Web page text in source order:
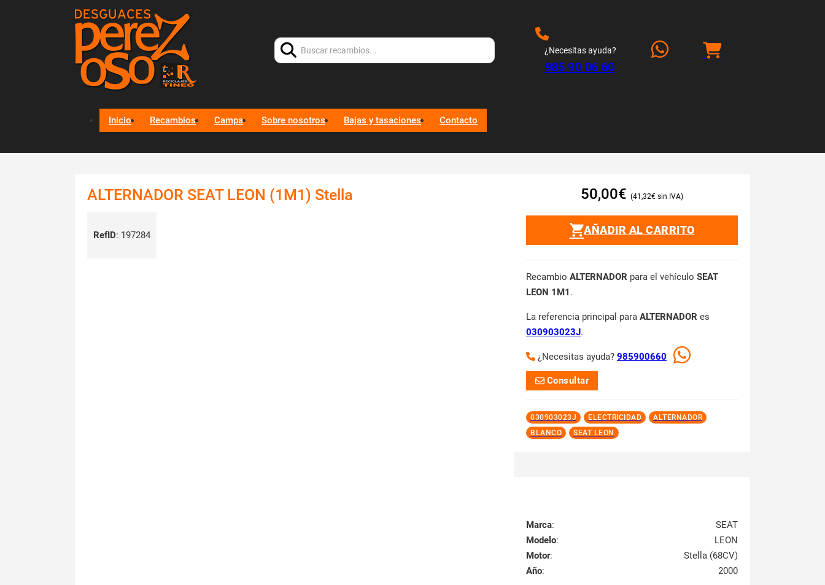
Buscar:
¿Necesitas ayuda?
985 90 06 60
Inicio Recambios Campa Sobre nosotros Bajas y tasaciones Contacto
ALTERNADOR SEAT LEON (1M1) Stella
RefID: 197284
50,00€ 41,32€
AÑADIR AL CARRITO
Recambio ALTERNADOR para el vehículo SEAT
LEON 1M1 .
La referencia principal para ALTERNADOR es
030903023J.
¿Necesitas ayuda? 985900660
Consultar
030903023J ELECTRICIDAD
ALTERNADOR
BLANCO
SEAT LEON
Marca:
SEAT
Modelo:
LEON
Motor:
Stella (68CV)
Año: 2000